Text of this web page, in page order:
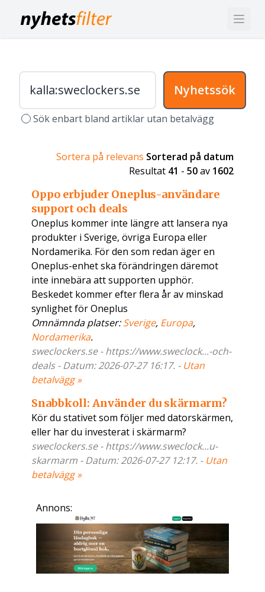
Nyhetssök
Sök enbart bland artiklar utan betalvägg
Sortera på relevans Sorterad på datum
Resultat 41 - 50av 1602
Oppo erbjuder Oneplus-användare
support och deals
Oneplus kommer inte längre att lansera nya
produkter i Sverige, övriga Europa eller
Nordamerika. För den som redan äger en
Oneplus-enhet ska förändringen däremot
inte innebära att supporten upphör.
Beskedet kommer efter flera år av minskad
synlighet för Oneplus
Omnämnda platser:Sverige, Europa,
Nordamerika.
sweclockers.se - https://www.sweclock...-och-
deals - Datum: 2026-07-27 16:17. - Utan
betalvägg »
Snabbkoll: Använder du skärmarm?
Kör du stativet som följer med datorskärmen,
eller har du investerat i skärmarm?
sweclockers.se - https://www.sweclock...u-
skarmarm - Datum: 2026-07-27 12:17. - Utan
betalvägg »
Annons: